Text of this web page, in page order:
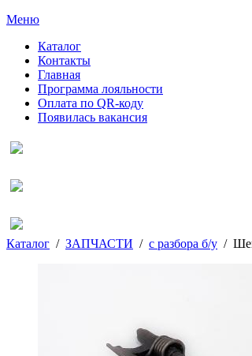
Меню
Каталог
Контакты
Главная
Программа лояльности
Оплата по QR-коду
Появилась вакансия
Каталог / ЗАПЧАСТИ / с разбора б/у /